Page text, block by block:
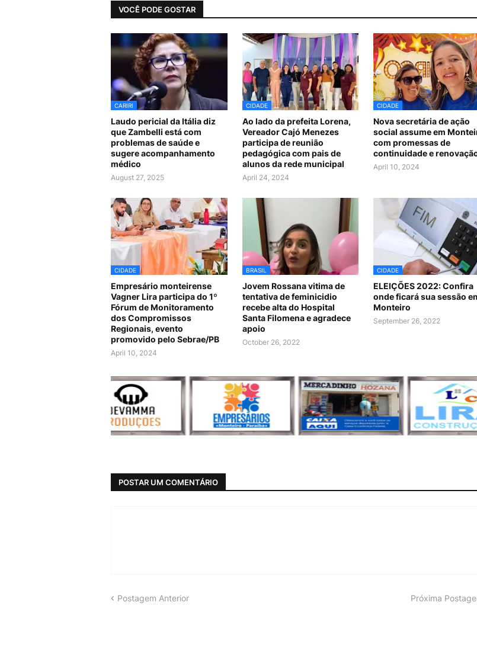
VOCÊ PODE GOSTAR
CARIRI
Laudo pericial da Itália diz
que Zambelli está com
problemas de saúde e
sugere acompanhamento
médico
August 27, 2025
CIDADE
Ao lado da prefeita Lorena,
Vereador Cajó Menezes
participa de reunião
pedagógica com pais de
alunos da rede municipal
April 24, 2024
CIDADE
Nova secretária de ação
social assume em
com promessas de
continuidade e
April 10, 2024
CIDADE
Empresário monteirense
Vagner Lira participa do 1º
Fórum de Monitoramento
dos Compromissos
Regionais, evento
promovido pelo Sebrae/PB
April 10, 2024
BRASIL
Jovem Rossana vitima de
tentativa de feminicidio
recebe alta do Hospital
Santa Filomena e agradece
apoio
October 26, 2022
CIDADE
ELEIÇÕES 2022: Confira
onde ficará sua sessão
Monteiro
September 26, 2022
POSTAR UM COMENTÁRIO
Postagem Anterior Próxima